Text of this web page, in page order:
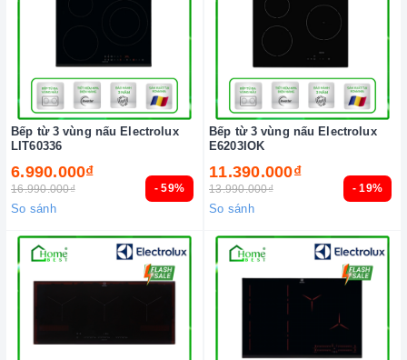
- 59%
Bếp từ 3 vùng nấu Electrolux
LIT60336
6.990.000₫
16.990.000₫
So sánh
- 19%
Bếp từ 3 vùng nấu Electrolux
E6203IOK
11.390.000₫
13.990.000₫
So sánh